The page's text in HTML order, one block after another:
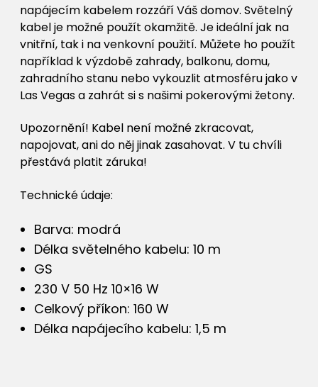
napájecím kabelem rozzáří Váš domov. Světelný
kabel je možné použít okamžitě. Je ideální jak na
vnitřní, tak i na venkovní použití. Můžete ho použít
například k výzdobě zahrady, balkonu, domu,
zahradního stanu nebo vykouzlit atmosféru jako v
Las Vegas a zahrát si s našimi pokerovými žetony.
Upozornění! Kabel není možné zkracovat,
napojovat, ani do něj jinak zasahovat. V tu chvíli
přestává platit záruka!
Technické údaje:
Barva: modrá
Délka světelného kabelu: 10 m
GS
230 V 50 Hz 10×16 W
Celkový příkon: 160 W
Délka napájecího kabelu: 1,5 m